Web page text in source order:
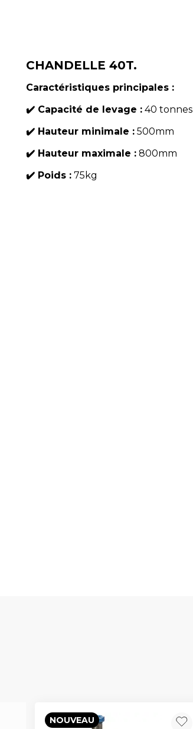
CHANDELLE 40T.
Caractéristiques principales :
✔️ Capacité de levage : 40 tonnes
✔️ Hauteur minimale : 500mm
✔️ Hauteur maximale : 800mm
✔️ Poids : 75kg
NOUVEAU